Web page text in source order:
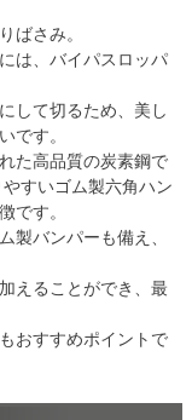
ばさみ。
は、バイパスロッパ
して切るため、美し
です。
た高品質の炭素鋼で
すいゴム製六角ハン
です。
製バンパーも備え、
えることができ、最
おすすめポイントで